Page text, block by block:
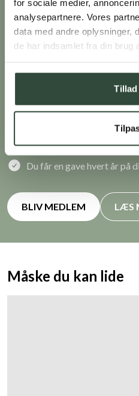
for sociale medier,
analysepartnere. Vores
data med andre oplysninger,
de har indsamlet fra din brug
Tillad
bliver du forkælet
attraktive fordele
rabatkoden efter tilmelding
på dit næste køb
Du får specialtilbud og
Du får en gave hvert år på
Du får en gave hvert år på
BLIV MEDLEM LÆS
Måske du kan lide